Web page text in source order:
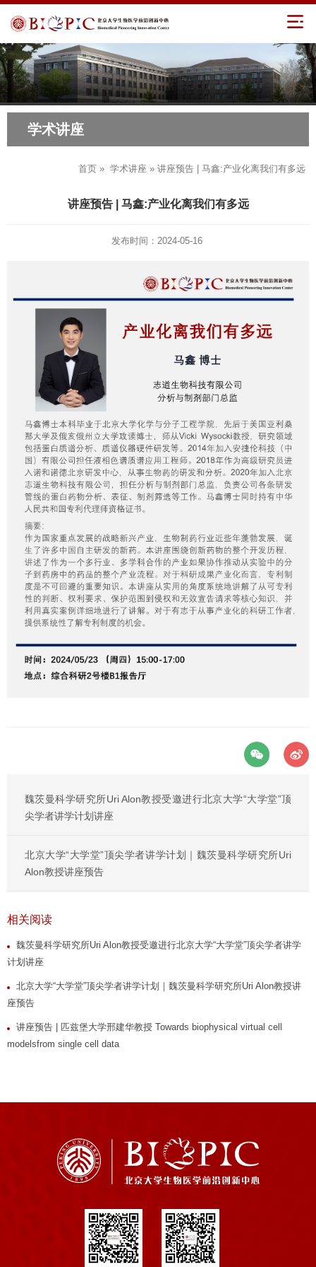
学术讲座
首页 » 学术讲座 » 讲座预告 | 马鑫:产业化离我们有多远
讲座预告 | 马鑫:产业化离我们有多远
发布时间：2024-05-16
魏茨曼科学研究所Uri Alon教授受邀进行北京大学“大学堂”顶
尖学者讲学计划讲座
北京大学“大学堂”顶尖学者讲学计划｜魏茨曼科学研究所Uri
Alon教授讲座预告
相关阅读
魏茨曼科学研究所Uri Alon教授受邀进行北京大学“大学堂”顶尖学者讲学
计划讲座
北京大学“大学堂”顶尖学者讲学计划｜魏茨曼科学研究所Uri Alon教授讲
座预告
讲座预告 | 匹兹堡大学邢建华教授 Towards biophysical virtual cell
modelsfrom single cell data